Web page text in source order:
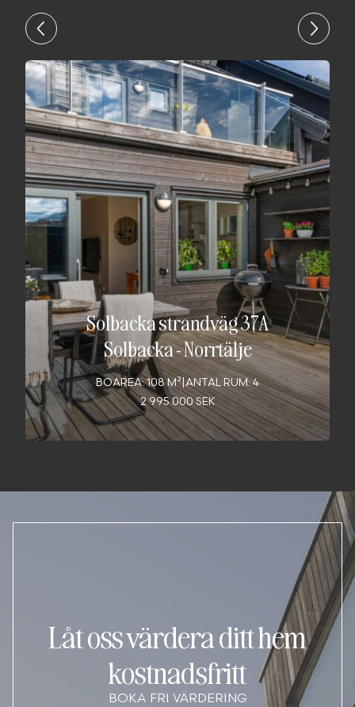
Solbacka strandväg 37A
Solbacka-Norrtälje
BOAREA: 108 M²|ANTAL RUM: 4
2 995 000 SEK
Låt oss värdera ditt hem
kostnadsfritt
BOKA FRI VÄRDERING